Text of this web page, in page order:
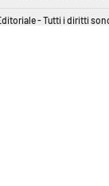
- Tutti i diritti